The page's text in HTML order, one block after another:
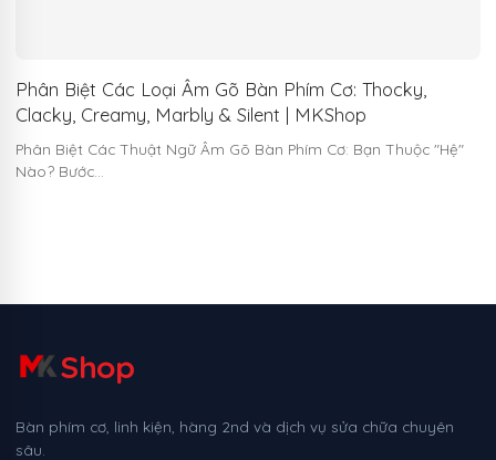
Phân Biệt Các Loại Âm Gõ Bàn Phím Cơ: Thocky,
Clacky, Creamy, Marbly & Silent | MKShop
Phân Biệt Các Thuật Ngữ Âm Gõ Bàn Phím Cơ: Bạn Thuộc "Hệ"
Nào? Bước…
Shop
Bàn phím cơ, linh kiện, hàng 2nd và dịch vụ sửa chữa chuyên
sâu.